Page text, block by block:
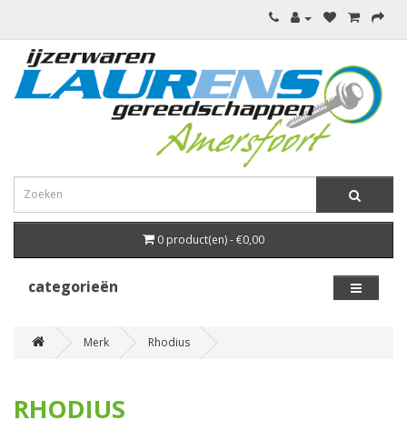
0 product(en) - €0,00
categorieën
Merk Rhodius
RHODIUS